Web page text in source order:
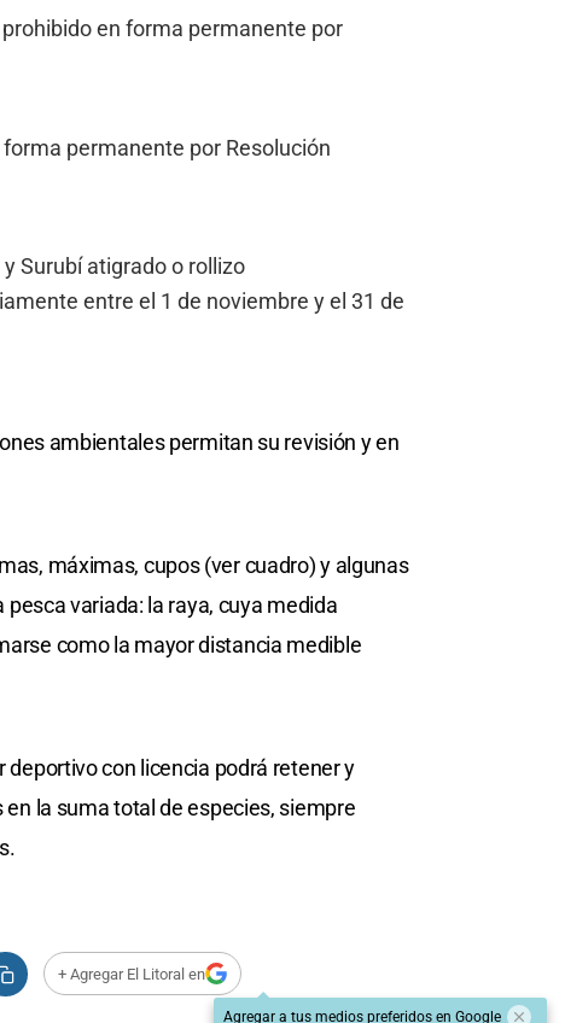
en forma permanente por
permanente por Resolución
Surubí atigrado o rollizo
entre el 1 de noviembre y el 31 de
ambientales permitan su revisión y en
máximas, cupos (ver cuadro) y algunas
variada: la raya, cuya medida
como la mayor distancia medible
con licencia podrá retener y
la suma total de especies, siempre
+ Agregar El Litoral en
Agregar a tus medios preferidos en Google